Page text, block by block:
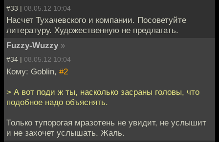
#33 | 08.05.12 10:04
Насчет Тухачевского и компании. Посоветуйте
литературу. Художественную не предлагать.
Fuzzy-Wuzzy »
#34 | 08.05.12 10:04
Кому: Goblin, #2
> А вот поди ж ты, насколько засраны головы, что
подобное надо объяснять.
Только тупорогая мразотень не увидит, не услышит
и не захочет услышать. Жаль.